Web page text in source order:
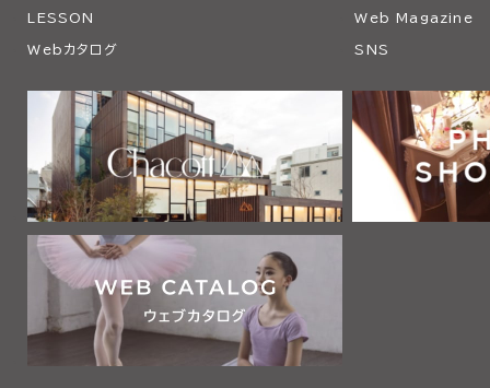
LESSON Web Magazine
Webカタログ SNS